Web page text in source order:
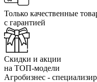
Только качественные
с гарантией
Скидки и акции
на ТОП-модели
Агробизнес -